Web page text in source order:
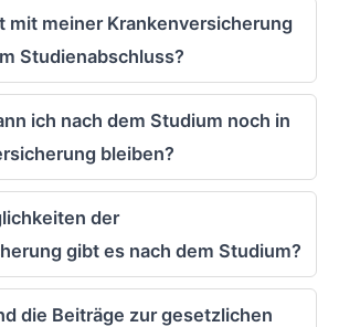
mit meiner Krankenversicherung
Studienabschluss?
ich nach dem Studium noch in
bleiben?
der
gibt es nach dem Studium?
die Beiträge zur gesetzlichen